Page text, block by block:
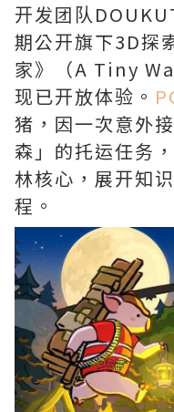
开发团队
期公开旗下3D探
家》（A Tiny
现已开放体验。
猪，因一次意外
森」的托运任务
林核心，展开知
程。